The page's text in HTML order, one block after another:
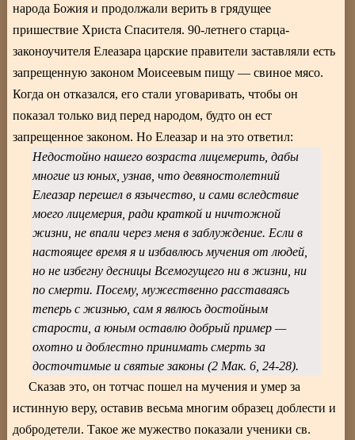
народа Божия и продолжали верить в грядущее
пришествие Христа Спасителя. 90-летнего старца-
законоучителя Елеазара царские правители заставляли есть
запрещенную законом Моисеевым пищу — свиное мясо.
Когда он отказался, его стали уговаривать, чтобы он
показал только вид перед народом, будто он ест
запрещенное законом. Но Елеазар и на это ответил:
Недостойно нашего возраста лицемерить, дабы
многие из юных, узнав, что девяностолетний
Елеазар перешел в язычество, и сами вследствие
моего лицемерия, ради краткой и ничтожной
жизни, не впали через меня в заблуждение. Если в
настоящее время я и избавлюсь мучения от людей,
но не избегну десницы Всемогущего ни в жизни, ни
по смерти. Посему, мужественно расставаясь
теперь с жизнью, сам я явлюсь достойным
старости, а юным оставлю добрый пример —
охотно и доблестно принимать смерть за
досточтимые и святые законы (2 Мак. 6, 24-28).
Сказав это, он тотчас пошел на мучения и умер за
истинную веру, оставив весьма многим образец доблести и
добродетели. Такое же мужество показали ученики св.